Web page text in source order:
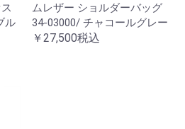
ル
ムレザー ショルダーバッグ
34-03000/ チャコールグレー
￥27,500税込